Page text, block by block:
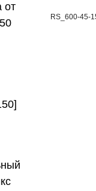
от
RS_600-45-